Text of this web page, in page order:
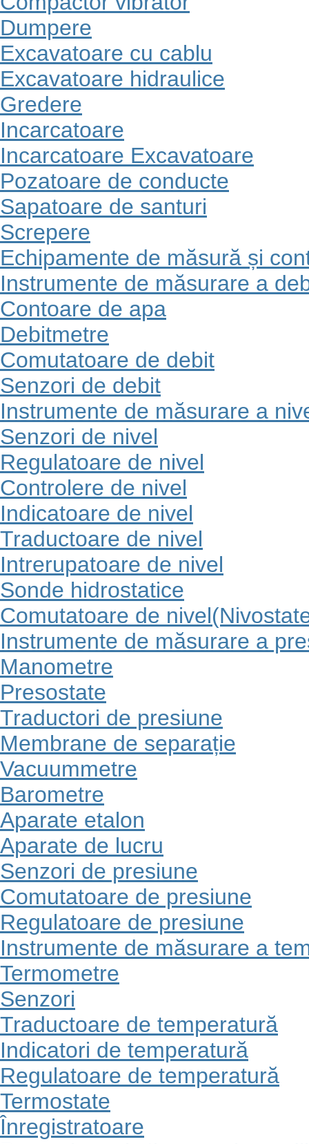
Dumpere
Excavatoare cu cablu
Excavatoare hidraulice
Gredere
Incarcatoare
Incarcatoare Excavatoare
Pozatoare de conducte
Sapatoare de santuri
Screpere
Echipamente de măsură și
Instrumente de măsurare a
Contoare de apa
Debitmetre
Comutatoare de debit
Senzori de debit
Instrumente de măsurare a
Senzori de nivel
Regulatoare de nivel
Controlere de nivel
Indicatoare de nivel
Traductoare de nivel
Intrerupatoare de nivel
Sonde hidrostatice
Comutatoare de
Instrumente de măsurare a
Manometre
Presostate
Traductori de presiune
Membrane de separație
Vacuummetre
Barometre
Aparate etalon
Aparate de lucru
Senzori de presiune
Comutatoare de presiune
Regulatoare de presiune
Instrumente de măsurare a
Termometre
Senzori
Traductoare de temperatură
Indicatori de temperatură
Regulatoare de temperatură
Termostate
Înregistratoare